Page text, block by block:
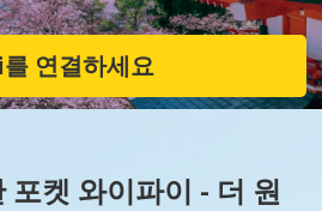
연결하세요
포켓 와이파이 - 더 원